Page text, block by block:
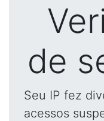
de
Seu IP fez
acessos